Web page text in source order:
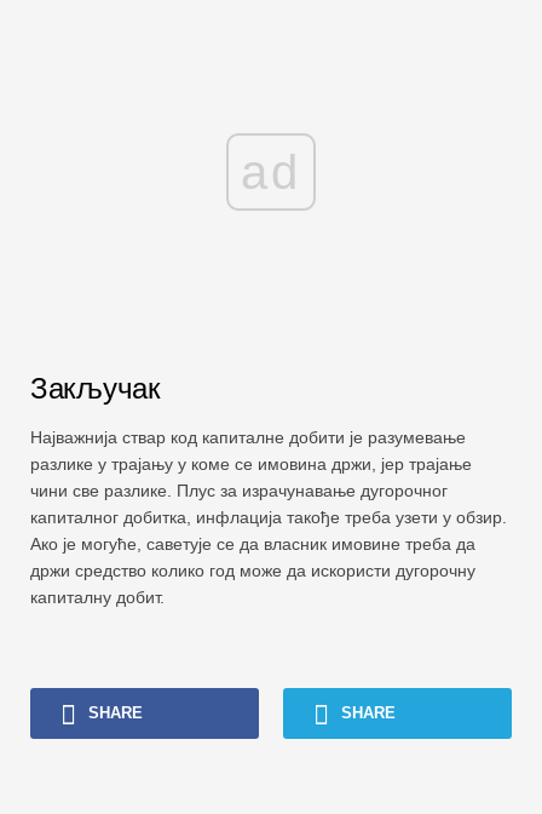
ad
Закључак
Најважнија ствар код капиталне добити је разумевање
разлике у трајању у коме се имовина држи, јер трајање
чини све разлике. Плус за израчунавање дугорочног
капиталног добитка, инфлација такође треба узети у обзир.
Ако је могуће, саветује се да власник имовине треба да
држи средство колико год може да искористи дугорочну
капиталну добит.
SHARE SHARE